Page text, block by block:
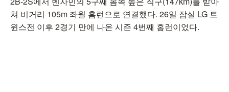
쳐 비거리 105m 좌월 홈런으로 연결했다. 26일 잠실 LG 트
윈스전 이후 2경기 만에 나온 시즌 4번째 홈런이었다.